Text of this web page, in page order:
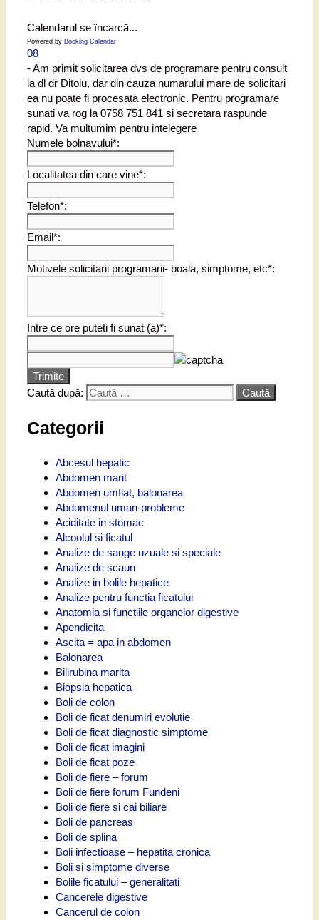
Calendarul se încarcă...
Powered by Booking Calendar
08
- Am primit solicitarea dvs de programare pentru consult
la dl dr Ditoiu, dar din cauza numarului mare de solicitari
ea nu poate fi procesata electronic. Pentru programare
sunati va rog la 0758 751 841 si secretara raspunde
rapid. Va multumim pentru intelegere
Numele bolnavului*:
Localitatea din care vine*:
Telefon*:
Email*:
Motivele solicitarii programarii- boala, simptome, etc*:
Intre ce ore puteti fi sunat (a)*:
Trimite
Caută după:
Categorii
Abcesul hepatic
Abdomen marit
Abdomen umflat, balonarea
Abdomenul uman-probleme
Aciditate in stomac
Alcoolul si ficatul
Analize de sange uzuale si speciale
Analize de scaun
Analize in bolile hepatice
Analize pentru functia ficatului
Anatomia si functiile organelor digestive
Apendicita
Ascita = apa in abdomen
Balonarea
Bilirubina marita
Biopsia hepatica
Boli de colon
Boli de ficat denumiri evolutie
Boli de ficat diagnostic simptome
Boli de ficat imagini
Boli de ficat poze
Boli de fiere – forum
Boli de fiere forum Fundeni
Boli de fiere si cai biliare
Boli de pancreas
Boli de splina
Boli infectioase – hepatita cronica
Boli si simptome diverse
Bolile ficatului – generalitati
Cancerele digestive
Cancerul de colon